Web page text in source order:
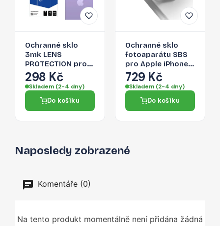
Ochranné sklo
3mk LENS
PROTECTION pro
iPhone 14 Pro Max
/ 14 Pro - pro zadní
kameru
298 Kč
Skladem (2-4 dny)
Do košíku
Ochranné sklo
fotoaparátu SBS
pro Apple iPhone
14 Pro Max
729 Kč
Skladem (2-4 dny)
Do košíku
Naposledy zobrazené
Komentáře (0)
Na tento produkt momentálně není přidána žádná